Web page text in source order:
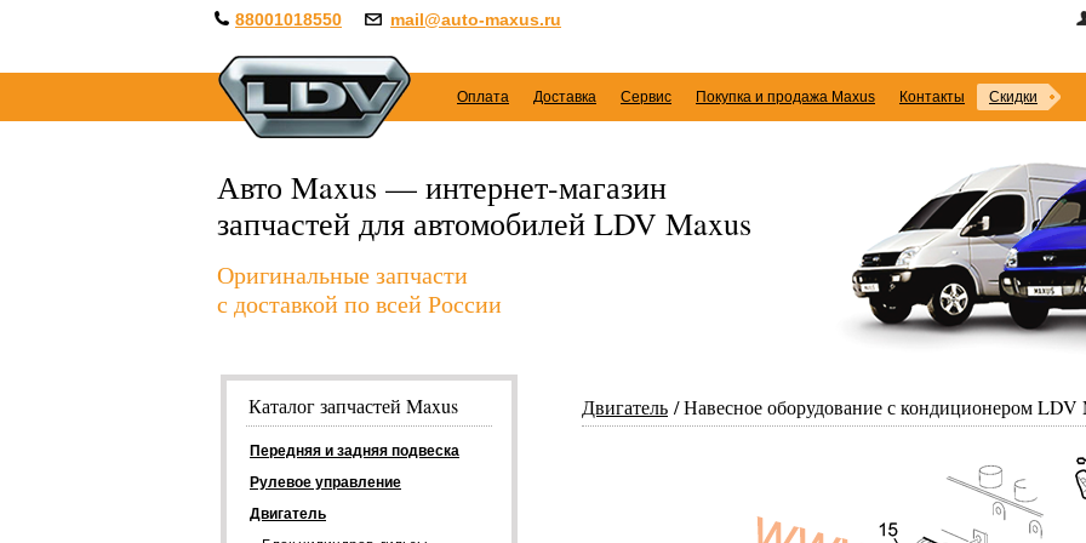
88001018550 mail@auto-maxus.ru
Оплата Доставка Сервис Покупка и продажа Maxus Контакты Скидки
Авто Maxus — интернет-магазин
запчастей для автомобилей LDV Maxus
Оригинальные запчасти
с доставкой по всей России
Двигатель Навесное оборудование с кондиционером LDV
Каталог запчастей Maxus
Передняя и задняя подвеска
Рулевое управление
Двигатель